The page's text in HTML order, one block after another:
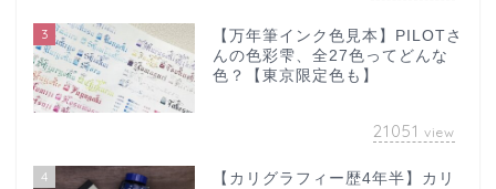
3
【万年筆インク色見本】PILOTさ
んの色彩雫、全27色ってどんな
色？【東京限定色も】
21051 view
4
【カリグラフィー歴4年半】カリ